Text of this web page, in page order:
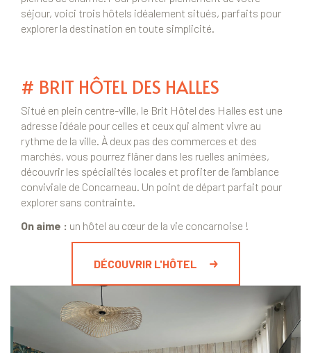
séjour, voici trois hôtels idéalement situés, parfaits pour
explorer la destination en toute simplicité.
# BRIT HÔTEL DES HALLES
Situé en plein centre-ville, le Brit Hôtel des Halles est une
adresse idéale pour celles et ceux qui aiment vivre au
rythme de la ville. À deux pas des commerces et des
marchés, vous pourrez flâner dans les ruelles animées,
découvrir les spécialités locales et profiter de l’ambiance
conviviale de Concarneau. Un point de départ parfait pour
explorer sans contrainte.
On aime : un hôtel au cœur de la vie concarnoise !
DÉCOUVRIR L'HÔTEL